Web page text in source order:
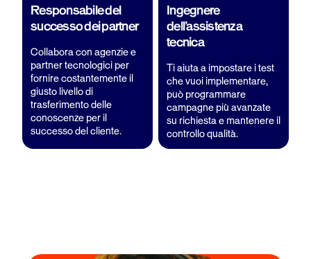
Responsabile del
successo dei partner
Collabora con agenzie e
partner tecnologici per
fornire costantemente il
giusto livello di
trasferimento delle
conoscenze per il
successo del cliente.
Ingegnere
dell’assistenza
tecnica
Ti aiuta a impostare i test
che vuoi implementare,
può programmare
campagne più avanzate
su richiesta e mantenere il
controllo qualità.